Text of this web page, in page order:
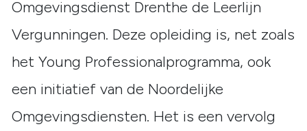
Omgevingsdienst Drenthe de Leerlijn
Vergunningen. Deze opleiding is, net zoals
het Young Professionalprogramma, ook
een initiatief van de Noordelijke
Omgevingsdiensten. Het is een vervolg